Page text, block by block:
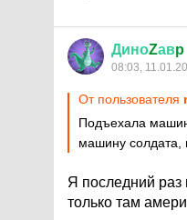
ДиноZавp
08:03,
От пользователя
Подъехала
машину солдата,
Я последний
только там